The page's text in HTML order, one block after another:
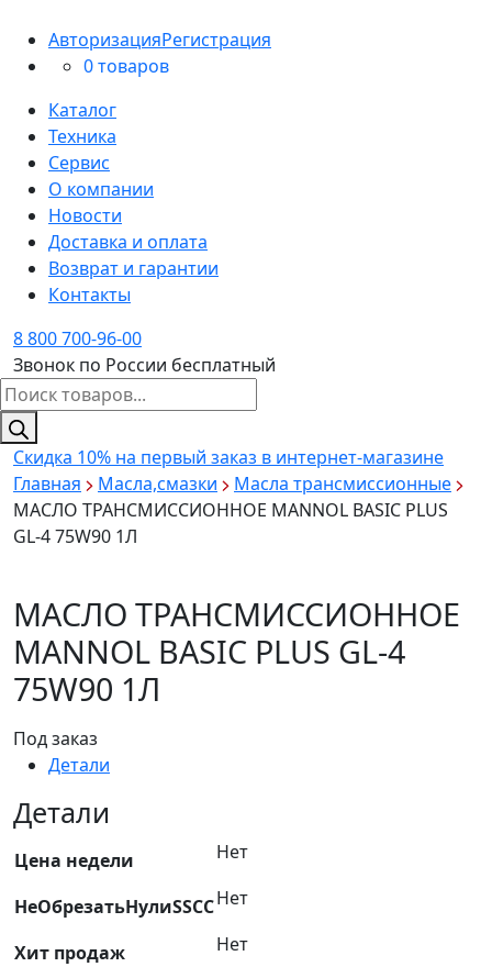
АвторизацияРегистрация
0 товаров
Каталог
Техника
Сервис
О компании
Новости
Доставка и оплата
Возврат и гарантии
Контакты
8 800 700-96-00
Звонок по России бесплатный
Поиск
товаров
Скидка 10% на первый заказ в интернет-магазине
Главная
Масла,смазки
Масла трансмиссионные
МАСЛО ТРАНСМИССИОННОЕ MANNOL BASIC PLUS
GL-4 75W90 1Л
МАСЛО ТРАНСМИССИОННОЕ
MANNOL BASIC PLUS GL-4
75W90 1Л
Под заказ
Детали
Детали
Цена недели Нет
НеОбрезатьНулиSSCCНет
Хит продаж Нет